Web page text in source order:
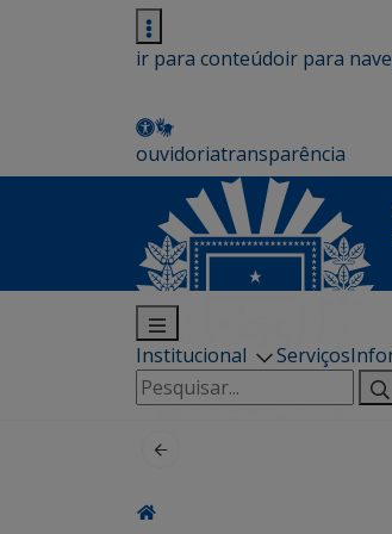
ir para conteúdoir para
ouvidoriatransparência
Institucional Serviços
Pesquisar
por: